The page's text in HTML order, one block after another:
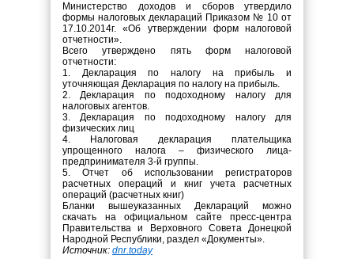
Министерство доходов и сборов утвердило
формы налоговых деклараций Приказом № 10 от
17.10.2014г. «Об утверждении форм налоговой
отчетности».
Всего утверждено пять форм налоговой
отчетности:
1. Декларация по налогу на прибыль и
уточняющая Декларация по налогу на прибыль.
2. Декларация по подоходному налогу для
налоговых агентов.
3. Декларация по подоходному налогу для
физических лиц
4. Налоговая декларация плательщика
упрощенного налога – физического лица-
предпринимателя 3-й группы.
5. Отчет об использовании регистраторов
расчетных операций и книг учета расчетных
операций (расчетных книг)
Бланки вышеуказанных Деклараций можно
скачать на официальном сайте пресс-центра
Правительства и Верховного Совета Донецкой
Народной Республики, раздел «Документы».
Источник: dnr.today